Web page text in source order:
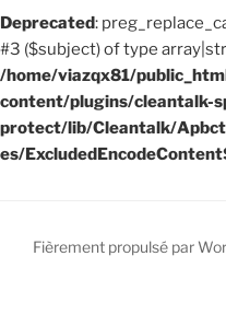
Deprecated:
#3 ($subject) of type
/home/viazqx81/
content/plugins/cleantalk-
protect/lib/Cleantalk/
es/
Fièrement propulsé par